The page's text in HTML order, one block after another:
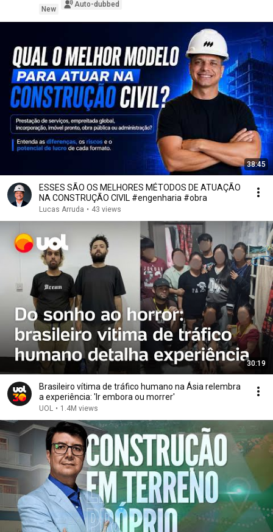
New
Auto-dubbed
38:45
ESSES SÃO OS MELHORES MÉTODOS DE ATUAÇÃO
NA CONSTRUÇÃO CIVIL #engenharia #obra
Lucas Arruda • 43 views
30:19
Brasileiro vítima de tráfico humano na Ásia relembra
a experiência: 'Ir embora ou morrer'
UOL • 1.4M views